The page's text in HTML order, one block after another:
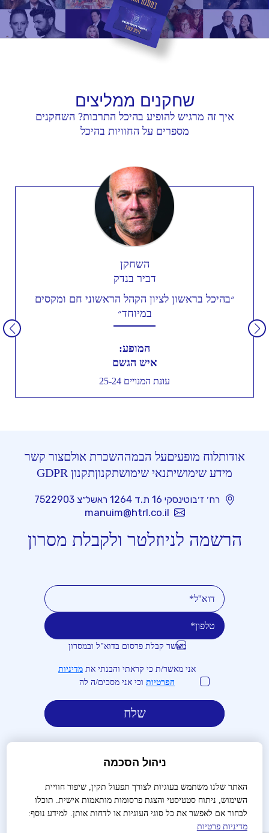
שחקנים ממליצים
איך זה מרגיש להופיע בהיכל התרבות? השחקנים
מספרים על החוויות בהיכל
השחקן
דביר בנדק
״בהיכל בראשון לציון הקהל הראשוני חם ומקסים
במיוחד״
המופע:
איש הגשם
עונת המנויים 25-24
אודותלוח מופעיםעל הבמההשכרת אולםצור קשר
מידע שימושיתנאי שימושתקנוןתקנון GDPR
רח׳ ז׳בוטינסקי 16 ת.ד 1264 ראשל״צ 7522903
manuim@htrl.co.il
הרשמה לניוזלטר ולקבלת מסרון
מאשר קבלת פרסום בדוא"ל ובמסרון
אני מאשר/ת כי קראתי והבנתי את מדיניות
הפרטיות וכי אני מסכים/ה לה
לבירורים והזמנות:03-9488666
שאלות נפוצות צור קשר
ניהול הסכמה
האתר שלנו משתמש בעוגיות לצורך תפעול תקין, שיפור חוויית
השימוש, ניתוח סטטיסטי והצגת פרסומות מותאמות אישית. תוכלו
לבחור אם לאפשר את כל סוגי העוגיות או לדחות אותן. למידע נוסף:
מדיניות פרטיות